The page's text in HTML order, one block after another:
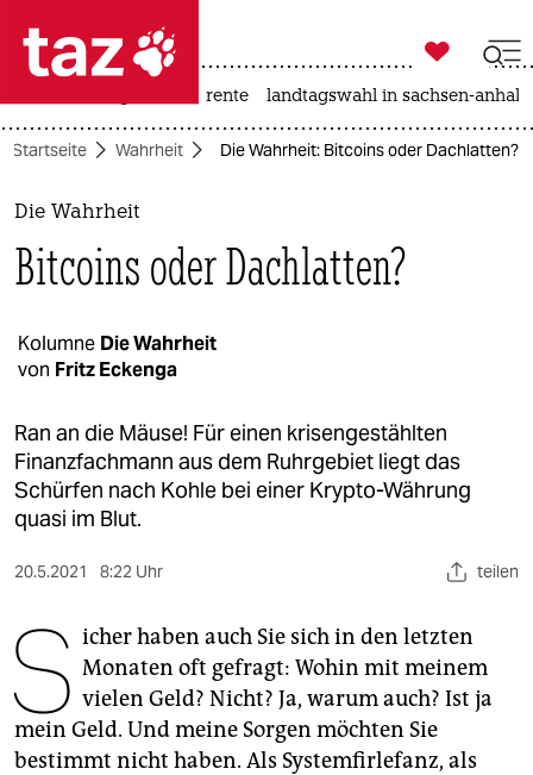
 taz zahl ich
taz zahl ich
themen
politik
gesellschaft
kultur
sport
berlin
nord
wahrheit
verlag
verlag

taz zahl ich
rente landtagswahl in sachsen-anhalt
Startseite Wahrheit Die Wahrheit: Bitcoins oder Dachlatten?
Die Wahrheit
Bitcoins oder Dachlatten?
Kolumne Die Wahrheit
von Fritz Eckenga
Ran an die Mäuse! Für einen krisengestählten
Finanzfachmann aus dem Ruhrgebiet liegt das
Schürfen nach Kohle bei einer Krypto-Währung
quasi im Blut.
20.5.2021 8:22 Uhr teilen
S icher haben auch Sie sich in den letzten
Monaten oft gefragt: Wohin mit meinem
vielen Geld? Nicht? Ja, warum auch? Ist ja
mein Geld. Und meine Sorgen möchten Sie
bestimmt nicht haben. Als Systemfirlefanz, als